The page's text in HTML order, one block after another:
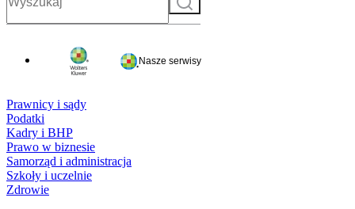
Nasze serwisy
Prawnicy i sądy
Podatki
Kadry i BHP
Prawo w biznesie
Samorząd i administracja
Szkoły i uczelnie
Zdrowie